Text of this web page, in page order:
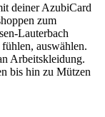
deiner AzubiCard
zum
Lauterbach
auswählen.
Arbeitskleidung.
bis hin zu Mützen